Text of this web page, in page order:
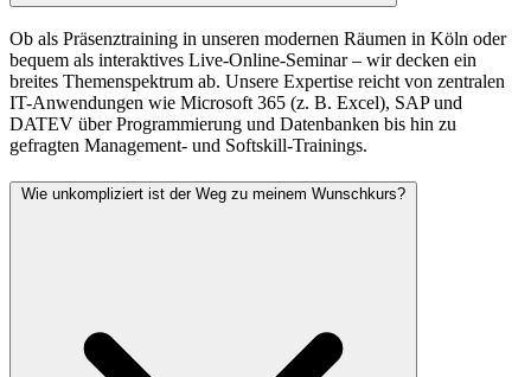
Ob als Präsenztraining in unseren modernen Räumen in Köln oder
bequem als interaktives Live-Online-Seminar – wir decken ein
breites Themenspektrum ab. Unsere Expertise reicht von zentralen
IT-Anwendungen wie Microsoft 365 (z. B. Excel), SAP und
DATEV über Programmierung und Datenbanken bis hin zu
gefragten Management- und Softskill-Trainings.
Wie unkompliziert ist der Weg zu meinem Wunschkurs?